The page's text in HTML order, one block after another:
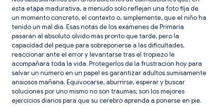
esta etapa madurativa, a menudo solo reflejan una foto fija de
un momento concreto, el contexto o, simplemente, que el niño ha
tenido un mal día. Esas notas de los exámenes de Primaria
pasarán al absoluto olvido más pronto que tarde, pero la
capacidad del peque para sobreponerse a las dificultades,
reaccionar ante el error y levantarse tras el tropiezo le
acompañará toda la vida. Protegerlos de la frustración hoy para
salvar un número en un papel es garantizar adultos sumisamente
ansiosos mañana. Equivocarse, aburrirse, esperar y buscar
soluciones por uno mismo no son traumas; son los mejores
ejercicios diarios para que su cerebro aprenda a ponerse en pie.